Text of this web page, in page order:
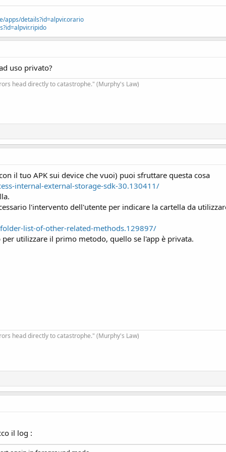
la gestione dei permessi
dei file PDF
= False Then
Then
QUESTO !!!!! =====
accedere ai file.", True)
Result As Boolean)
" & Result)
Then
file.")
accedere ai file.", True)
apps/details?id=alpvir.orario
uso privato?
head directly to catastrophe." (Murphy's Law)
il tuo APK sui device che vuoi) puoi sfruttare questa cosa
internal-external-storage-sdk-30.130411/
l'intervento dell'utente per indicare la cartella da
list-of-other-related-methods.129897/
utilizzare il primo metodo, quello se l'app è privata.
head directly to catastrophe." (Murphy's Law)
il log :